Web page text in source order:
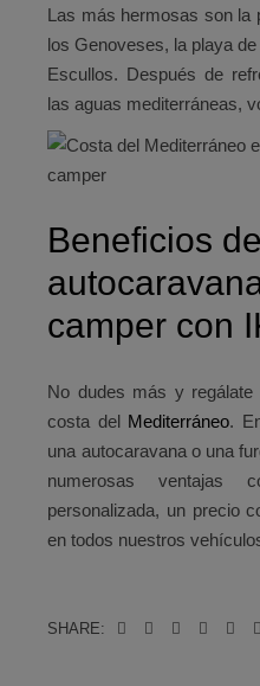
Las más hermosas son la
los Genoveses, la playa
Escullos. Después de
las aguas mediterráneas,
Beneficios
camper con
No dudes más y
costa del Mediterráneo.
una autocaravana o una
numerosas ventajas
personalizada, un precio
en todos nuestros
SHARE: